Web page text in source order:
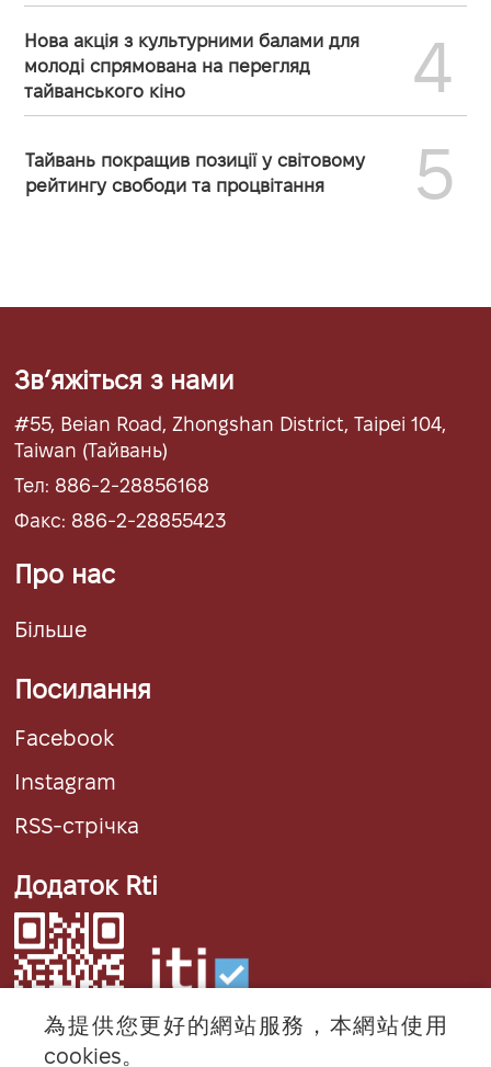
Нова акція з культурними балами для
молоді спрямована на перегляд
тайванського кіно
4
Тайвань покращив позиції у світовому
рейтингу свободи та процвітання
5
Звʼяжіться з нами
#55, Beian Road, Zhongshan District, Taipei 104,
Taiwan (Тайвань)
Тел: 886-2-28856168
Факс: 886-2-28855423
Про нас
Більше
Посилання
Facebook
Instagram
RSS-стрічка
Додаток Rti
為提供您更好的網站服務，本網站使用
cookies。